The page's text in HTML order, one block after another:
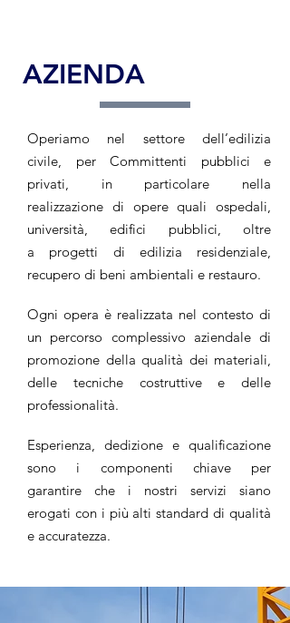
AZIENDA
Operiamo nel settore dell’edilizia
civile, per Committenti pubblici e
privati, in particolare nella
realizzazione di opere quali ospedali,
università, edifici pubblici, oltre
a progetti di edilizia residenziale,
recupero di beni ambientali e restauro.
Ogni opera è realizzata nel contesto di
un percorso complessivo aziendale di
promozione della qualità dei materiali,
delle tecniche costruttive e delle
professionalità.
Esperienza, dedizione e qualificazione
sono i componenti chiave per
garantire che i nostri servizi siano
erogati con i più alti standard di qualità
e accuratezza.